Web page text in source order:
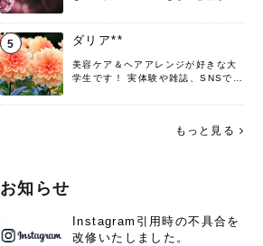
♡ 役立つ情報をお届けできるように
頑張ります！よろしくお願いしま
5 ダリア**
美容ケア＆ヘアアレンジが好きな大
学生です！ 実体験や雑誌、SNSで知
す。 これからよろしくお願いします
もっと見る
お知らせ
Instagram引用時の不具合を
改修いたしました。